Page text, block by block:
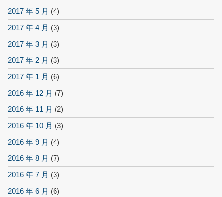
2017 年 5 月 (4)
2017 年 4 月 (3)
2017 年 3 月 (3)
2017 年 2 月 (3)
2017 年 1 月 (6)
2016 年 12 月 (7)
2016 年 11 月 (2)
2016 年 10 月 (3)
2016 年 9 月 (4)
2016 年 8 月 (7)
2016 年 7 月 (3)
2016 年 6 月 (6)